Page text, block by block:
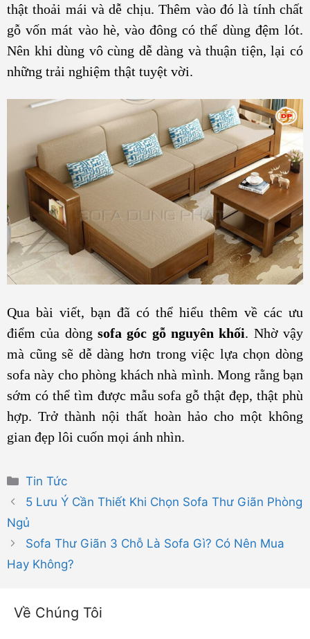
thật thoải mái và dễ chịu. Thêm vào đó là tính chất
gỗ vốn mát vào hè, vào đông có thể dùng đệm lót.
Nên khi dùng vô cùng dễ dàng và thuận tiện, lại có
những trải nghiệm thật tuyệt vời.
Qua bài viết, bạn đã có thể hiểu thêm về các ưu
điểm của dòng sofa góc gỗ nguyên khối. Nhờ vậy
mà cũng sẽ dễ dàng hơn trong việc lựa chọn dòng
sofa này cho phòng khách nhà mình. Mong rằng bạn
sớm có thể tìm được mẫu sofa gỗ thật đẹp, thật phù
hợp. Trở thành nội thất hoàn hảo cho một không
gian đẹp lôi cuốn mọi ánh nhìn.
Danh
mục
Tin Tức
5 Lưu Ý Cần Thiết Khi Chọn Sofa Thư Giãn Phòng
Ngủ
Sofa Thư Giãn 3 Chỗ Là Sofa Gì? Có Nên Mua
Hay Không?
Về Chúng Tôi